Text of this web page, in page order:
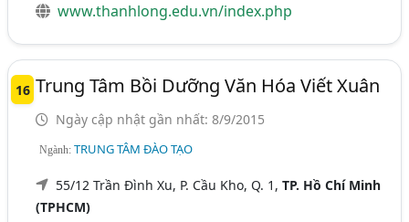
www.thanhlong.edu.vn/index.php
16 Trung Tâm Bồi Dưỡng Văn Hóa Viết Xuân
Ngày cập nhật gần nhất: 8/9/2015
Ngành:TRUNG TÂM ĐÀO TẠO
55/12 Trần Đình Xu, P. Cầu Kho, Q. 1,TP. Hồ Chí Minh
(TPHCM)